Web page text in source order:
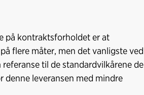
på kontraktsforholdet er at
flere måter, men det vanligste ved
til de standardvilkårene de
denne leveransen med mindre